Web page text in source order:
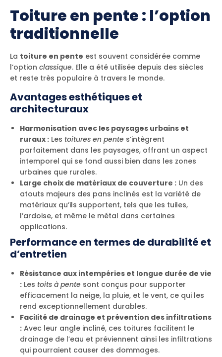
Toiture en pente : l’option
traditionnelle
La toiture en pente est souvent considérée comme
l’option classique. Elle a été utilisée depuis des siècles
et reste très populaire à travers le monde.
Avantages esthétiques et
architecturaux
Harmonisation avec les paysages urbains et
ruraux : Les toitures en pente s’intègrent
parfaitement dans les paysages, offrant un aspect
intemporel qui se fond aussi bien dans les zones
urbaines que rurales.
Large choix de matériaux de couverture : Un des
atouts majeurs des pans inclinés est la variété de
matériaux qu’ils supportent, tels que les tuiles,
l’ardoise, et même le métal dans certaines
applications.
Performance en termes de durabilité et
d’entretien
Résistance aux intempéries et longue durée de vie
: Les toits à pente sont conçus pour supporter
efficacement la neige, la pluie, et le vent, ce qui les
rend exceptionnellement durables.
Facilité de drainage et prévention des infiltrations
: Avec leur angle incliné, ces toitures facilitent le
drainage de l’eau et préviennent ainsi les infiltrations
qui pourraient causer des dommages.